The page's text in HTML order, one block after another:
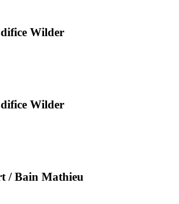
Wilder
Wilder
/ Bain Mathieu